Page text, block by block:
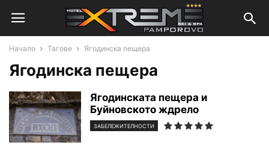
Начало Тагове Ягодинска пещера
Ягодинска пещера
Ягодинската пещера и
Буйновското ждрело
ЗАБЕЛЕЖИТЕЛНОСТИ